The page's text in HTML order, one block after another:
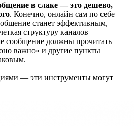
в слаке — это дешево,
. Конечно, онлайн сам по себе
станет эффективным,
структуру каналов
сообщение должны прочитать
важно» и другие пункты
— эти инструменты могут